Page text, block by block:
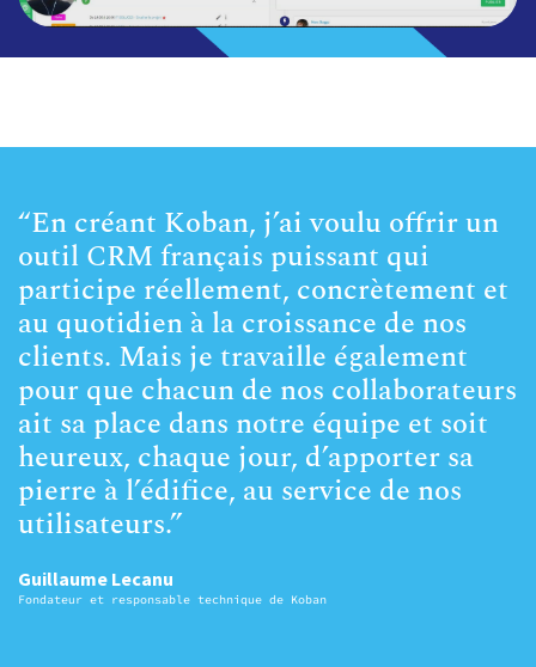
“En créant Koban, j’ai voulu offrir un
outil CRM français puissant qui
participe réellement, concrètement et
au quotidien à la croissance de nos
clients. Mais je travaille également
pour que chacun de nos collaborateurs
ait sa place dans notre équipe et soit
heureux, chaque jour, d’apporter sa
pierre à l’édifice, au service de nos
utilisateurs.”
Guillaume Lecanu
Fondateur et responsable technique de Koban